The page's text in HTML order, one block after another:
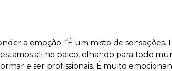
a emoção. “É um misto de sensações.
ali no palco, olhando para todo
e ser profissionais. É muito